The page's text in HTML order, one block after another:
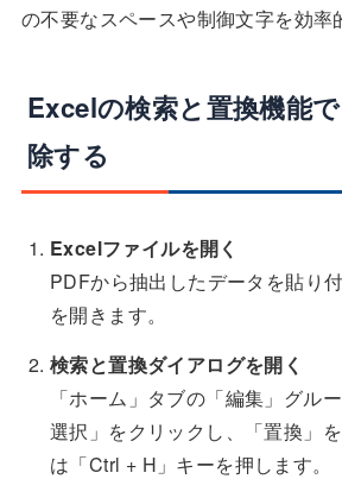
の不要なスペースや制御文字を効率
Excelの検索と置換機能
除する
Excelファイルを開く
PDFから抽出したデータを貼り
を開きます。
検索と置換ダイアログを開く
「ホーム」タブの「編集」グル
選択」をクリックし、「置換」
は「Ctrl + H」キーを押します。